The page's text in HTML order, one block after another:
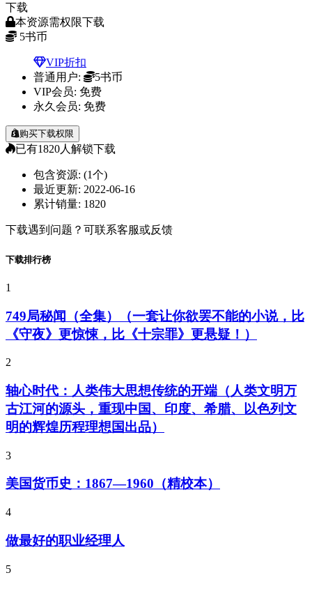
下载
本资源需权限下载
5书币
VIP折扣
普通用户:
5书币
VIP会员: 免费
永久会员: 免费
购买下载权限
已有1820人解锁下载
包含资源: (1个)
最近更新: 2022-06-16
累计销量: 1820
下载遇到问题？可联系客服或反馈
下载排行榜
1
749局秘闻（全集）（一套让你欲罢不能的小说，比
《守夜》更惊悚，比《十宗罪》更悬疑！）
2
轴心时代：人类伟大思想传统的开端（人类文明万
古江河的源头，重现中国、印度、希腊、以色列文
明的辉煌历程理想国出品）
3
美国货币史：1867—1960（精校本）
4
做最好的职业经理人
5